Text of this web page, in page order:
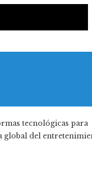
tecnológicas para
del